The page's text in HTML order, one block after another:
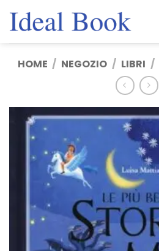
HOME / NEGOZIO / LIBRI /